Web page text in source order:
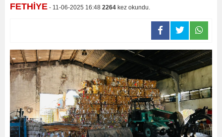
FETHİYE - 11-06-2025 16:48 2264 kez okundu.